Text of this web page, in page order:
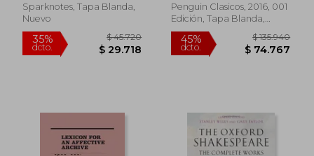
Sparknotes, Tapa Blanda,
Nuevo
Penguin Clasicos, 2016, 001
Edición, Tapa Blanda,
Nuevo